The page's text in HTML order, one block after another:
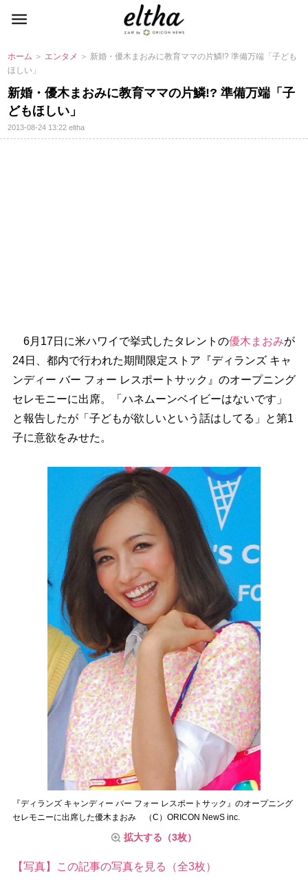
ホーム ＞ エンタメ ＞ 新婚・優木まおみに教育ママの片鱗!? 準備万端「子ども
ほしい」
新婚・優木まおみに教育ママの片鱗!? 準備万端「子
どもほしい」
2013-08-24 13:22eltha
6月17日に米ハワイで挙式したタレントの優木まおみが
24日、都内で行われた期間限定ストア『ディランズ キャ
ンディー バー フォー レスポートサック』のオープニング
セレモニーに出席。「ハネムーンベイビーはないです」
と報告したが「子どもが欲しいという話はしてる」と第1
子に意欲をみせた。
『ディランズ キャンディー バー フォー レスポートサック』のオープニング
セレモニーに出席した優木まおみ （C）ORICON NewS inc.
拡大する（3枚）
【写真】この記事の写真を見る（全3枚）